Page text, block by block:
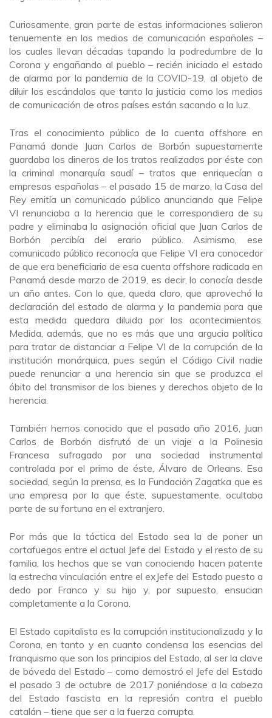
Curiosamente, gran parte de estas informaciones salieron
tenuemente en los medios de comunicación españoles –
los cuales llevan décadas tapando la podredumbre de la
Corona y engañando al pueblo – recién iniciado el estado
de alarma por la pandemia de la COVID-19, al objeto de
diluir los escándalos que tanto la justicia como los medios
de comunicación de otros países están sacando a la luz.
Tras el conocimiento público de la cuenta offshore en
Panamá donde Juan Carlos de Borbón supuestamente
guardaba los dineros de los tratos realizados por éste con
la criminal monarquía saudí – tratos que enriquecían a
empresas españolas – el pasado 15 de marzo, la Casa del
Rey emitía un comunicado público anunciando que Felipe
VI renunciaba a la herencia que le correspondiera de su
padre y eliminaba la asignación oficial que Juan Carlos de
Borbón percibía del erario público. Asimismo, ese
comunicado público reconocía que Felipe VI era conocedor
de que era beneficiario de esa cuenta offshore radicada en
Panamá desde marzo de 2019, es decir, lo conocía desde
un año antes. Con lo que, queda claro, que aprovechó la
declaración del estado de alarma y la pandemia para que
esta medida quedara diluida por los acontecimientos.
Medida, además, que no es más que una argucia política
para tratar de distanciar a Felipe VI de la corrupción de la
institución monárquica, pues según el Código Civil nadie
puede renunciar a una herencia sin que se produzca el
óbito del transmisor de los bienes y derechos objeto de la
herencia.
También hemos conocido que el pasado año 2016, Juan
Carlos de Borbón disfrutó de un viaje a la Polinesia
Francesa sufragado por una sociedad instrumental
controlada por el primo de éste, Álvaro de Orleans. Esa
sociedad, según la prensa, es la Fundación Zagatka que es
una empresa por la que éste, supuestamente, ocultaba
parte de su fortuna en el extranjero.
Por más que la táctica del Estado sea la de poner un
cortafuegos entre el actual Jefe del Estado y el resto de su
familia, los hechos que se van conociendo hacen patente
la estrecha vinculación entre el exJefe del Estado puesto a
dedo por Franco y su hijo y, por supuesto, ensucian
completamente a la Corona.
El Estado capitalista es la corrupción institucionalizada y la
Corona, en tanto y en cuanto condensa las esencias del
franquismo que son los principios del Estado, al ser la clave
de bóveda del Estado – como demostró el Jefe del Estado
el pasado 3 de octubre de 2017 poniéndose a la cabeza
del Estado fascista en la represión contra el pueblo
catalán – tiene que ser a la fuerza corrupta.